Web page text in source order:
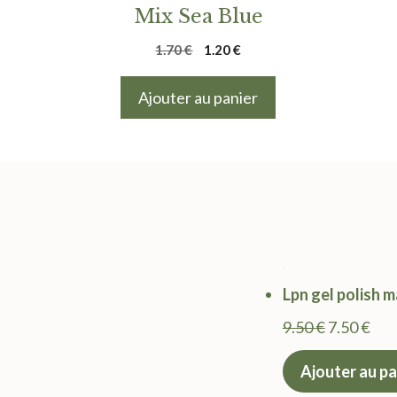
Mix Sea Blue
1.70€
Le
initial
1.20€Le
actuel
Ajouter au panier
Lpn gel polish
9.50€Le
prix
initial
7.50€Le
prix
Ajouter au